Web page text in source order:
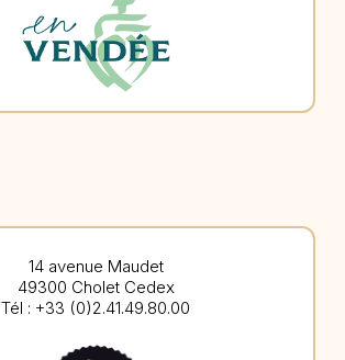
14 avenue Maudet
49300 Cholet Cedex
Tél : +33 (0)2.41.49.80.00